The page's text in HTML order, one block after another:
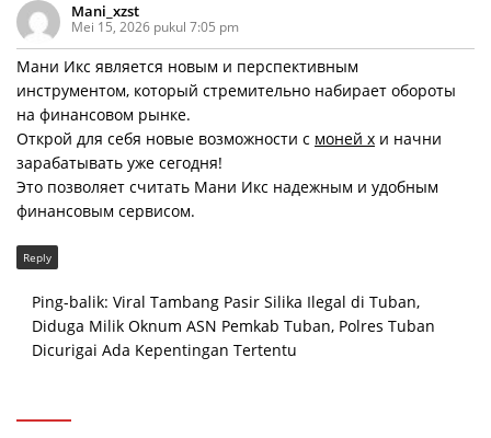
Mani_xzst
Mei 15, 2026 pukul 7:05 pm
Мани Икс является новым и перспективным
инструментом, который стремительно набирает обороты
на финансовом рынке.
Открой для себя новые возможности с моней х и начни
зарабатывать уже сегодня!
Это позволяет считать Мани Икс надежным и удобным
финансовым сервисом.
Reply
Ping-balik: Viral Tambang Pasir Silika Ilegal di Tuban,
Diduga Milik Oknum ASN Pemkab Tuban, Polres Tuban
Dicurigai Ada Kepentingan Tertentu